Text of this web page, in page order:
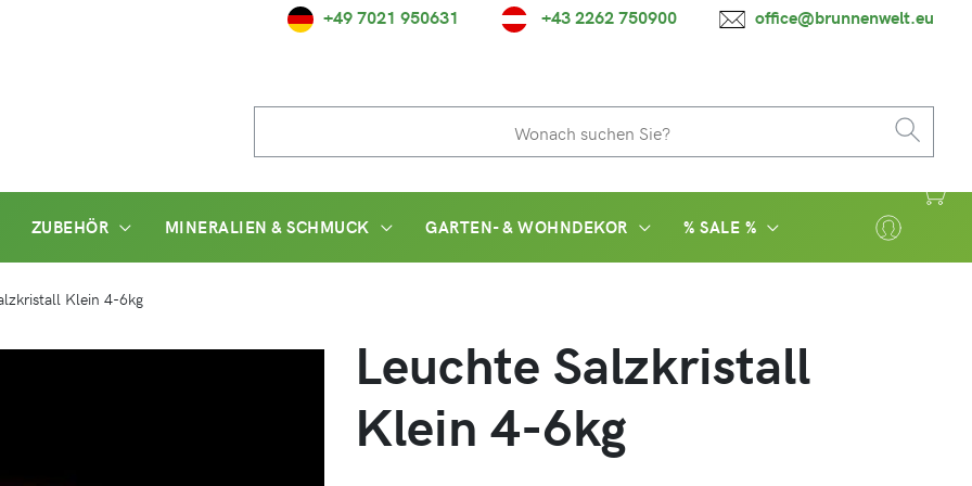
+49 7021 950631 +43 2262 750900 office@brunnenwelt.eu
ZUBEHÖR MINERALIEN & SCHMUCK GARTEN- & WOHNDEKOR % SALE %
Klein 4-6kg
Leuchte Salzkristall
Klein 4-6kg